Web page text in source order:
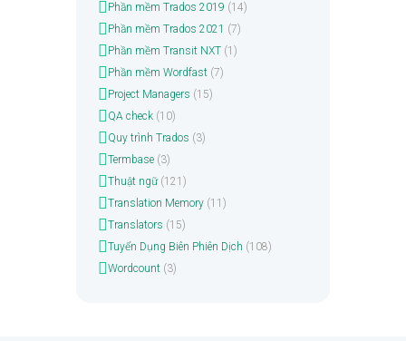
Phần mềm Trados 2019 (14)
Phần mềm Trados 2021 (7)
Phần mềm Transit NXT(1)
Phần mềm Wordfast(7)
Project Managers (15)
QA check(10)
Quy trình Trados (3)
Termbase(3)
Thuật ngữ(121)
Translation Memory(11)
Translators (15)
Tuyển Dụng Biên Phiên Dịch (108)
Wordcount(3)